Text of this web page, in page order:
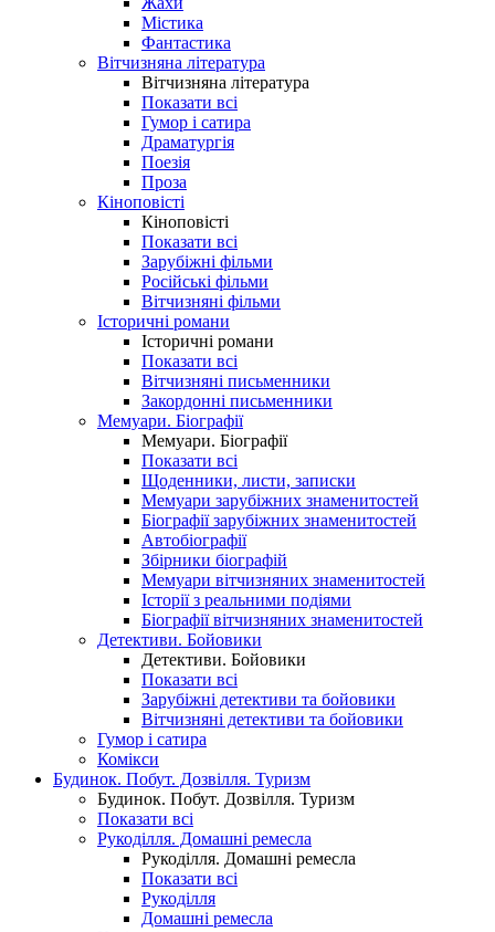
Містика
Фантастика
Вітчизняна література
Вітчизняна література
Показати всі
Гумор і сатира
Драматургія
Поезія
Проза
Кіноповісті
Кіноповісті
Показати всі
Зарубіжні фільми
Російські фільми
Вітчизняні фільми
Історичні романи
Історичні романи
Показати всі
Вітчизняні письменники
Закордонні письменники
Мемуари. Біографії
Мемуари. Біографії
Показати всі
Щоденники, листи, записки
Мемуари зарубіжних знаменитостей
Біографії зарубіжних знаменитостей
Автобіографії
Збірники біографій
Мемуари вітчизняних знаменитостей
Історії з реальними подіями
Біографії вітчизняних знаменитостей
Детективи. Бойовики
Детективи. Бойовики
Показати всі
Зарубіжні детективи та бойовики
Вітчизняні детективи та бойовики
Гумор і сатира
Комікси
Будинок. Побут. Дозвілля. Туризм
Будинок. Побут. Дозвілля. Туризм
Показати всі
Рукоділля. Домашні ремесла
Рукоділля. Домашні ремесла
Показати всі
Рукоділля
Домашні ремесла